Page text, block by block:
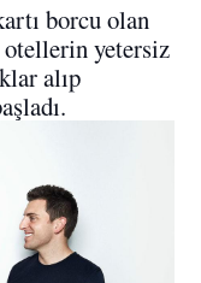
borcu olan
otellerin yetersiz
alıp